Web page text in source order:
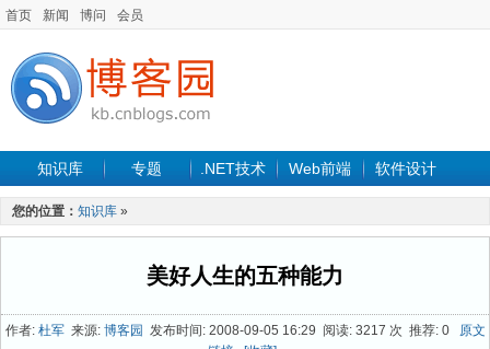
首页 新闻 博问 会员
知识库 专题 .NET技术 Web前端 软件设计
手机开发
最新文章
您的位置： 知识库 »
美好人生的五种能力
作者: 杜军来源: 博客园 发布时间: 2008-09-05 16:29 阅读: 3217 次 推荐: 0
原文